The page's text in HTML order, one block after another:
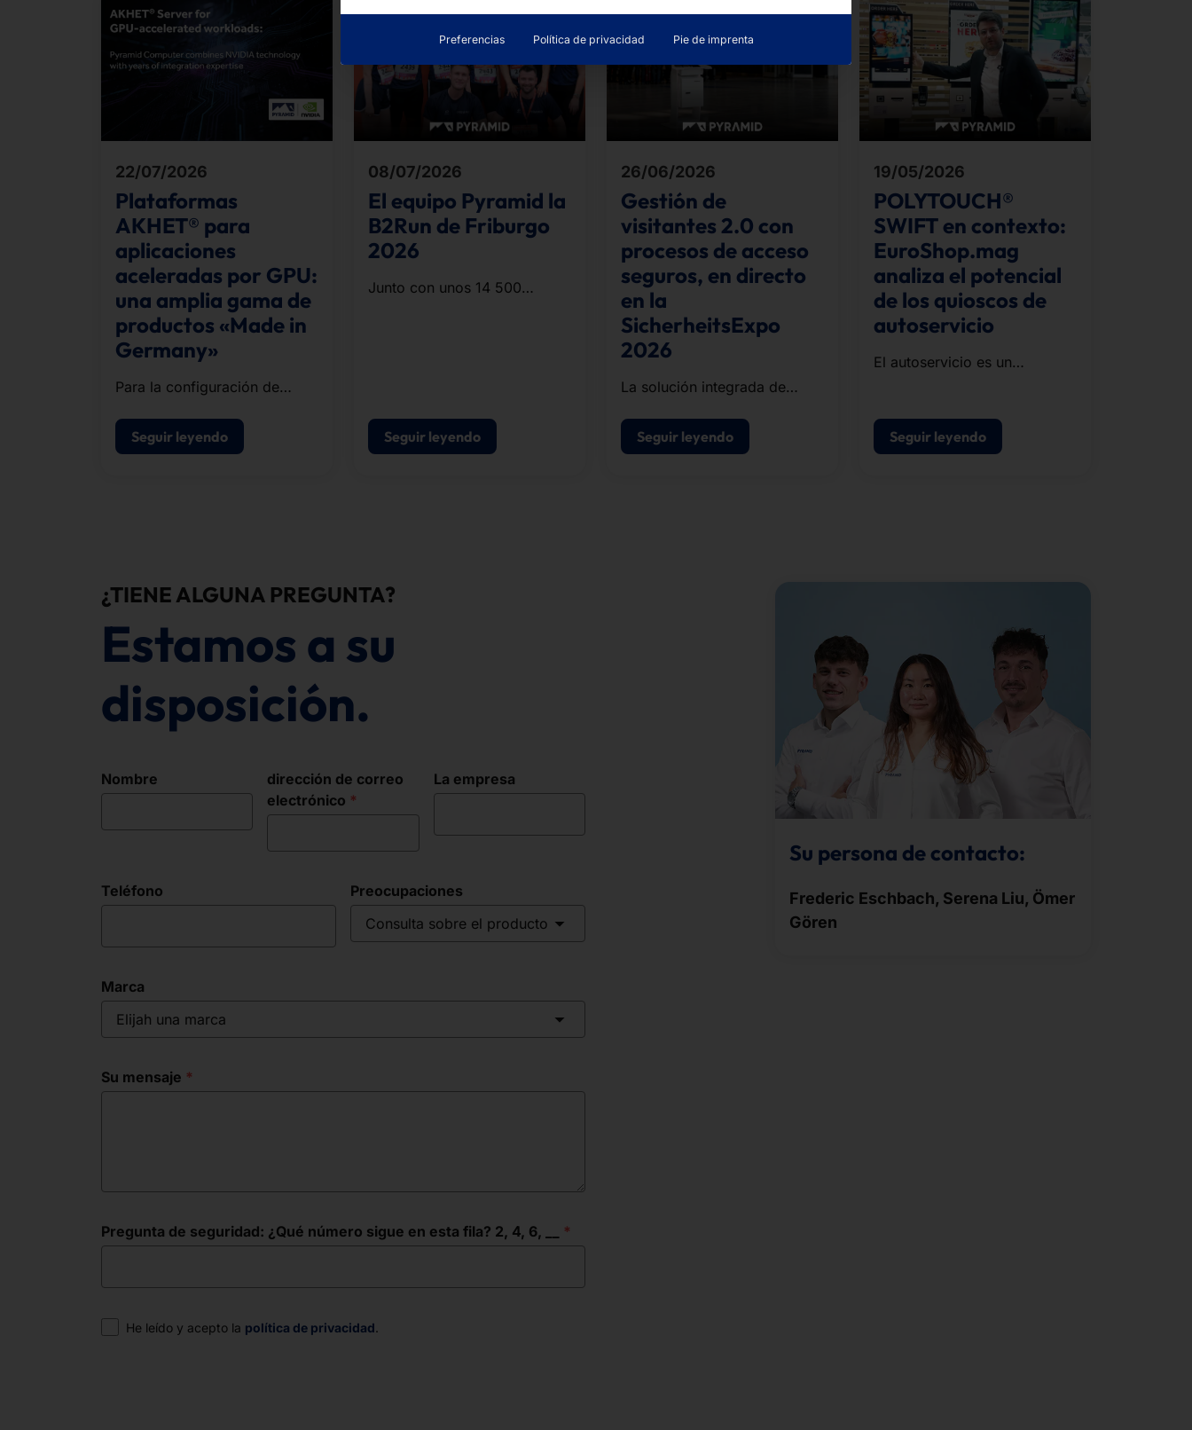
22/07/2026
Plataformas
AKHET® para
aplicaciones
aceleradas por GPU:
una amplia gama de
productos «Made in
Germany»
Para la configuración de
basamos en la infraestructura
de inteligencia artificial de
Seguir leyendo
08/07/2026
El equipo Pyramid la
B2Run de Friburgo
2026
Junto con unos 14 500
Seguir leyendo
26/06/2026
Gestión de
visitantes 2.0 con
procesos de acceso
seguros, en directo
en la
SicherheitsExpo
2026
La solución integrada de
de visitantes, la impresión de
acreditaciones y el control de
Seguir leyendo
19/05/2026
POLYTOUCH®
SWIFT en contexto:
EuroShop.mag
analiza el potencial
de los quioscos de
autoservicio
El autoservicio es un
Seguir leyendo
¿TIENE ALGUNA PREGUNTA?
Estamos a su
disposición.
Nombre
dirección de correo
electrónico
La empresa
Teléfono
Preocupaciones
Consulta sobre el producto
Marca
Elijah una marca
Su mensaje
Pregunta de seguridad: ¿Qué número sigue en esta fila? 2, 4, 6, __
Consentimiento
He leído y acepto la política de privacidad.
Su persona de contacto:
Frederic Eschbach, Serena Liu, Ömer
Gören
Preferencias Política de privacidad Pie de imprenta